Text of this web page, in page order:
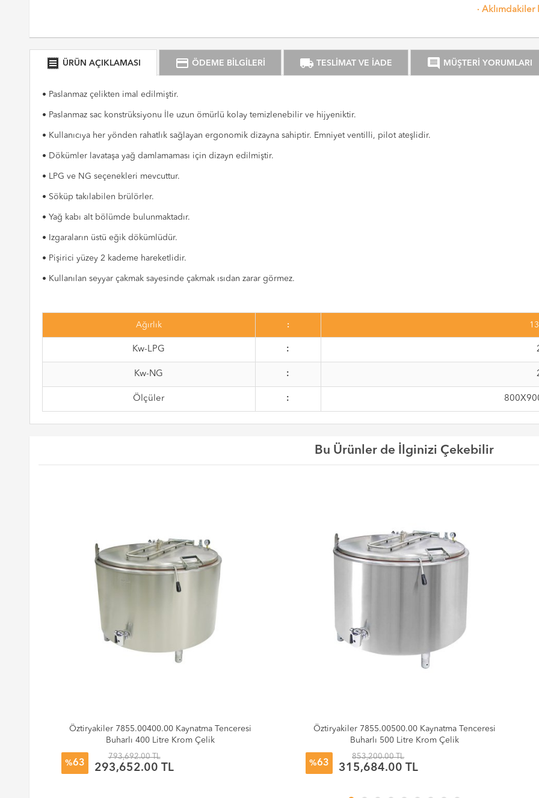
·Aklımdakiler
receipt ÜRÜN AÇIKLAMASI credit_card ÖDEME BİLGİLERİ local_shipping TESLİMAT VE İADE comment MÜŞTERİ YORUMLARI
• Paslanmaz çelikten imal edilmiştir.
• Paslanmaz sac konstrüksiyonu İle uzun ömürlü kolay temizlenebilir ve hijyeniktir.
• Kullanıcıya her yönden rahatlık sağlayan ergonomik dizayna sahiptir. Emniyet ventilli, pilot ateşlidir.
• Dökümler lavataşa yağ damlamaması için dizayn edilmiştir.
• LPG ve NG seçenekleri mevcuttur.
• Söküp takılabilen brülörler.
• Yağ kabı alt bölümde bulunmaktadır.
• Izgaraların üstü eğik dökümlüdür.
• Pişirici yüzey 2 kademe hareketlidir.
• Kullanılan seyyar çakmak sayesinde çakmak ısıdan zarar görmez.
Ağırlık :
Kw-LPG :
Kw-NG :
Ölçüler :
Bu Ürünler de İlginizi Çekebilir
Öztiryakiler 7855.00400.00 Kaynatma Tenceresi
Buharlı 400 Litre Krom Çelik
%63
793,692.00 TL
293,652.00 TL
Öztiryakiler 7855.00500.00 Kaynatma Tenceresi
Buharlı 500 Litre Krom Çelik
%63
853,200.00 TL
315,684.00 TL